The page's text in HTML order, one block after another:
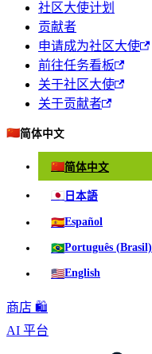
社区大使计划
贡献者
申请成为社区大使
前往任务看板
关于社区大使
关于贡献者
🇨🇳简体中文
🇨🇳简体中文
🇯🇵 日本語
🇪🇸Español
🇧🇷Português (Brasil)
🇺🇸English
商店 🛍️
AI 平台